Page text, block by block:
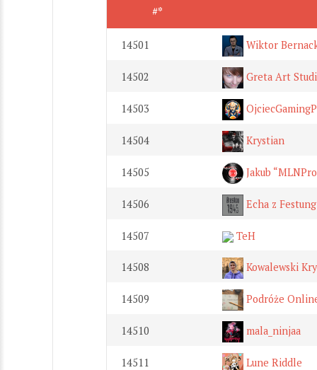
#*
14501 Wiktor
14502 Greta Art
14503
14504 Krystian
14505 Jakub
14506 Echa z
14507 TeH
14508 Kowalewski
14509 Podróże
14510 mala_ninjaa
14511 Lune Riddle